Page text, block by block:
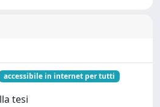
accessibile in internet per tutti
tesi